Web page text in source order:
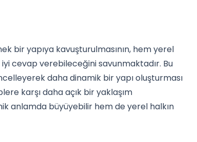
bir yapıya kavuşturulmasının, hem yerel
iyi cevap verebileceğini savunmaktadır. Bu
daha dinamik bir yapı oluşturması
karşı daha açık bir yaklaşım
anlamda büyüyebilir hem de yerel halkın